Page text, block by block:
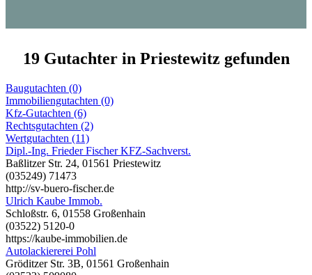
19 Gutachter in Priestewitz gefunden
Baugutachten (0)
Immobiliengutachten (0)
Kfz-Gutachten (6)
Rechtsgutachten (2)
Wertgutachten (11)
Dipl.-Ing. Frieder Fischer KFZ-Sachverst.
Baßlitzer Str. 24, 01561 Priestewitz
(035249) 71473
http://sv-buero-fischer.de
Ulrich Kaube Immob.
Schloßstr. 6, 01558 Großenhain
(03522) 5120-0
https://kaube-immobilien.de
Autolackiererei Pohl
Gröditzer Str. 3B, 01561 Großenhain